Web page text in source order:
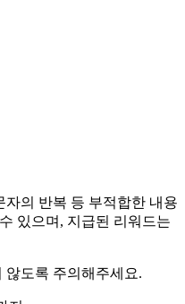
의 반복 등 부적합한 내용
있으며, 지급된 리워드는
않도록 주의해주세요.